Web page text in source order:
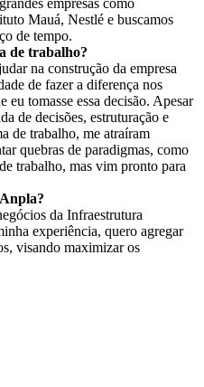
Mauá, Nestlé e buscamos
de tempo.
de trabalho?
na construção da empresa
de fazer a diferença nos
tomasse essa decisão. Apesar
de decisões, estruturação e
de trabalho, me atraíram
quebras de paradigmas, como
trabalho, mas vim pronto para
da Infraestrutura
experiência, quero agregar
visando maximizar os